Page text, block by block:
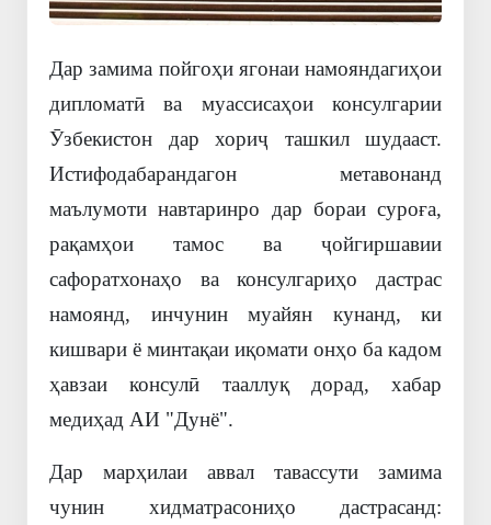
Дар замима пойгоҳи ягонаи намояндагиҳои
дипломатӣ ва муассисаҳои консулгарии
Ӯзбекистон дар хориҷ ташкил шудааст.
Истифодабарандагон метавонанд
маълумоти навтаринро дар бораи суроға,
рақамҳои тамос ва ҷойгиршавии
сафоратхонаҳо ва консулгариҳо дастрас
намоянд, инчунин муайян кунанд, ки
кишвари ё минтақаи иқомати онҳо ба кадом
ҳавзаи консулӣ тааллуқ дорад, хабар
медиҳад АИ "Дунё".
Дар марҳилаи аввал тавассути замима
чунин хидматрасониҳо дастрасанд: